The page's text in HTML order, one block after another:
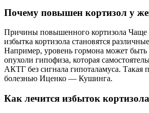
Почему повышен кортизол у
Причины повышенного кортизола Чаще
избытка кортизола становятся
Например, уровень гормона может
опухоли гипофиза, которая
АКТГ без сигнала гипоталамуса. Такая
болезнью Иценко — Кушинга.
Как лечится избыток